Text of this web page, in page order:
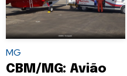
MG
CBM/MG: Avião